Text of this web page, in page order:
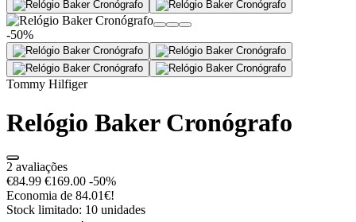
+de 36.000 reviews
-50%
Tommy Hilfiger
Relógio Baker Cronógrafo
2 avaliações
€84.99 €169.00 -50%
Economia de 84.01€!
Stock limitado: 10 unidades